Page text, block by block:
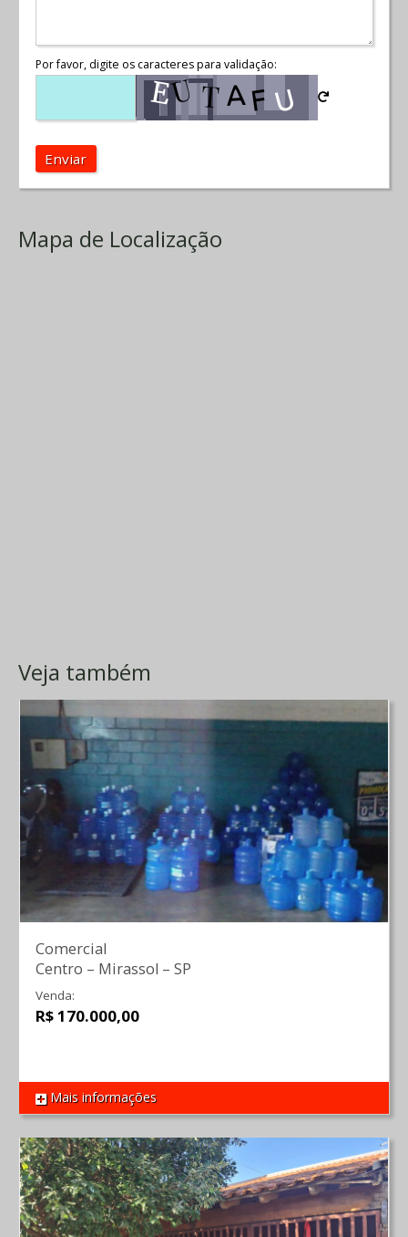
Por favor, digite os caracteres para validação:
Enviar
Mapa de Localização
Veja também
REF 1123
Comercial
Centro – Mirassol – SP
Venda:
R$ 170.000,00
Mais informações